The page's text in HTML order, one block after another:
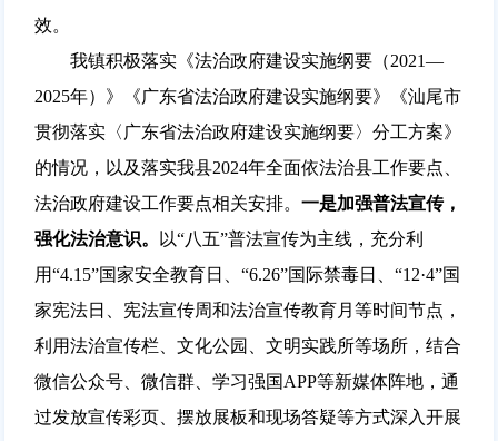
效。
我镇积极落实《法治政府建设实施纲要（2021—
2025年）》《广东省法治政府建设实施纲要》《汕尾市
贯彻落实〈广东省法治政府建设实施纲要〉分工方案》
的情况，以及落实我县2024年全面依法治县工作要点、
法治政府建设工作要点相关安排。 一是加强普法宣传，
强化法治意识。
以“八五”普法宣传为主线，充分利
用“4.15”国家安全教育日、“6.26”国际禁毒日、“12·4”国
家宪法日、宪法宣传周和法治宣传教育月等时间节点，
利用法治宣传栏、文化公园、文明实践所等场所，结合
微信公众号、微信群、学习强国APP等新媒体阵地，通
过发放宣传彩页、摆放展板和现场答疑等方式深入开展